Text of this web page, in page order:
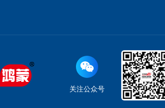
关注公众号